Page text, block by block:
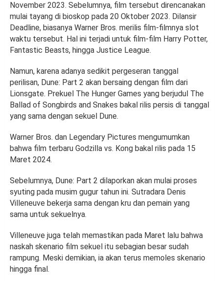
November 2023. Sebelumnya, film tersebut direncanakan
mulai tayang di bioskop pada 20 Oktober 2023. Dilansir
Deadline, biasanya Warner Bros. merilis film-filmnya slot
waktu tersebut. Hal ini terjadi untuk film-film Harry Potter,
Fantastic Beasts, hingga Justice League.
Namun, karena adanya sedikit pergeseran tanggal
perilisan, Dune: Part 2 akan bersaing dengan film dari
Lionsgate. Prekuel The Hunger Games yang berjudul The
Ballad of Songbirds and Snakes bakal rilis persis di tanggal
yang sama dengan sekuel Dune.
Warner Bros. dan Legendary Pictures mengumumkan
bahwa film terbaru Godzilla vs. Kong bakal rilis pada 15
Maret 2024.
Sebelumnya, Dune: Part 2 dilaporkan akan mulai proses
syuting pada musim gugur tahun ini. Sutradara Denis
Villeneuve bekerja sama dengan kru dan pemain yang
sama untuk sekuelnya.
Villeneuve juga telah memastikan pada Maret lalu bahwa
naskah skenario film sekuel itu sebagian besar sudah
rampung. Meski demikian, ia akan terus memoles skenario
hingga final.